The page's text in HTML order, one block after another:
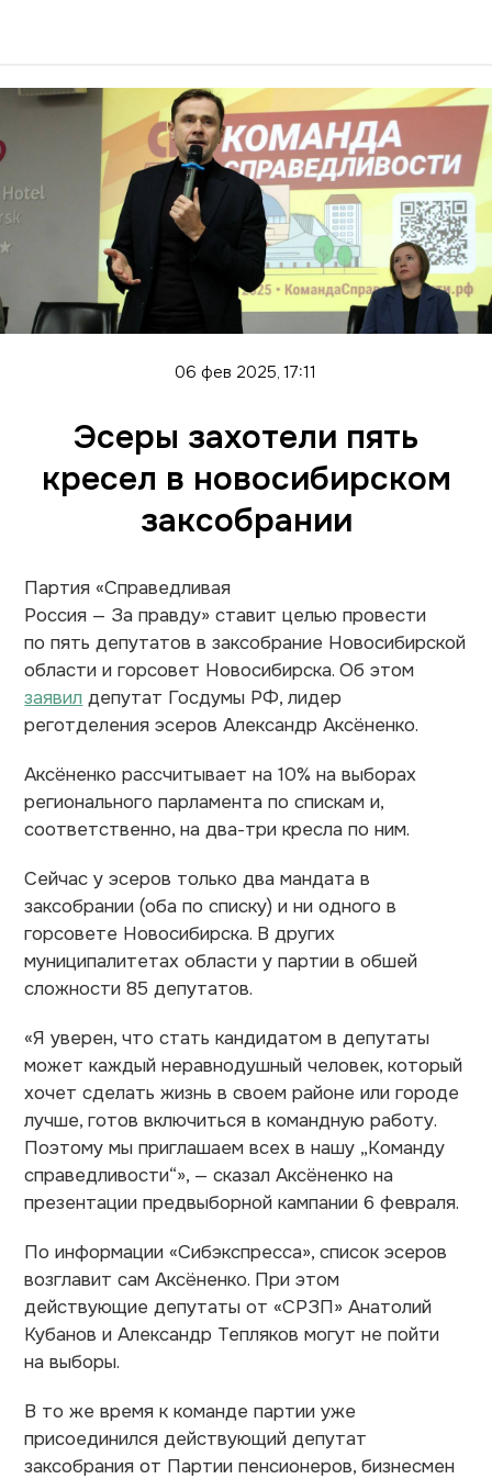
06 фев 2025, 17:11
Эсеры захотели пять
кресел в новосибирском
заксобрании
Партия «Справедливая
Россия — За правду» ставит целью провести
по пять депутатов в заксобрание Новосибирской
области и горсовет Новосибирска. Об этом
заявил депутат Госдумы РФ, лидер
реготделения эсеров Александр Аксёненко.
Аксёненко рассчитывает на 10% на выборах
регионального парламента по спискам и,
соответственно, на два-три кресла по ним.
Сейчас у эсеров только два мандата в
заксобрании (оба по списку) и ни одного в
горсовете Новосибирска. В других
муниципалитетах области у партии в обшей
сложности 85 депутатов.
«Я уверен, что стать кандидатом в депутаты
может каждый неравнодушный человек, который
хочет сделать жизнь в своем районе или городе
лучше, готов включиться в командную работу.
Поэтому мы приглашаем всех в нашу „Команду
справедливости“», — сказал Аксёненко на
презентации предвыборной кампании 6 февраля.
По информации «Сибэкспресса», список эсеров
возглавит сам Аксёненко. При этом
действующие депутаты от «СРЗП» Анатолий
Кубанов и Александр Тепляков могут не пойти
на выборы.
В то же время к команде партии уже
присоединился действующий депутат
заксобрания от Партии пенсионеров, бизнесмен